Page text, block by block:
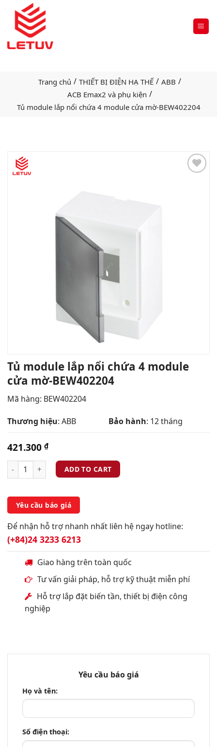
Trang chủ / THIẾT BỊ ĐIỆN HẠ THẾ / ABB /
ACB Emax2 và phụ kiện /
Tủ module lắp nổi chứa 4 module cửa mờ-BEW402204
Tủ module lắp nổi chứa 4 module
cửa mờ-BEW402204
Mã hàng: BEW402204
Thương hiệu: ABB Bảo hành: 12 tháng
421.300 ₫
ADD TO CART
Yêu cầu báo giá
Để nhận hỗ trợ nhanh nhất liên hệ ngay hotline:
(+84)24 3233 6213
Giao hàng trên toàn quốc
Tư vấn giải pháp, hỗ trợ kỹ thuật miễn phí
Hỗ trợ lắp đặt biến tần, thiết bị điện công
nghiệp
Yêu cầu báo giá
Họ và tên:
Số điện thoại: